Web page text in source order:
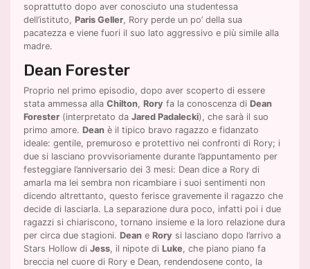
soprattutto dopo aver conosciuto una studentessa
dell’istituto, Paris Geller, Rory perde un po’ della sua
pacatezza e viene fuori il suo lato aggressivo e più simile alla
madre.
Dean Forester
Proprio nel primo episodio, dopo aver scoperto di essere
stata ammessa allaChilton, Rory fa la conoscenza di Dean
Forester (interpretato daJared Padalecki), che sarà il suo
primo amore. Dean è il tipico bravo ragazzo e fidanzato
ideale: gentile, premuroso e protettivo nei confronti di Rory; i
due si lasciano provvisoriamente durante l’appuntamento per
festeggiare l’anniversario dei 3 mesi: Dean dice a Rory di
amarla ma lei sembra non ricambiare i suoi sentimenti non
dicendo altrettanto, questo ferisce gravemente il ragazzo che
decide di lasciarla. La separazione dura poco, infatti poi i due
ragazzi si chiariscono, tornano insieme e la loro relazione dura
per circa due stagioni. Dean e Rory si lasciano dopo l’arrivo a
Stars Hollow diJess, il nipote di Luke, che piano piano fa
breccia nel cuore di Rory e Dean, rendendosene conto, la